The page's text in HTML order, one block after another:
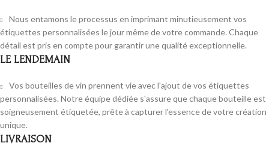
Nous entamons le processus en imprimant minutieusement vos
étiquettes personnalisées le jour même de votre commande. Chaque
détail est pris en compte pour garantir une qualité exceptionnelle.
LE LENDEMAIN
Vos bouteilles de vin prennent vie avec l'ajout de vos étiquettes
personnalisées. Notre équipe dédiée s'assure que chaque bouteille est
soigneusement étiquetée, prête à capturer l'essence de votre création
unique.
LIVRAISON